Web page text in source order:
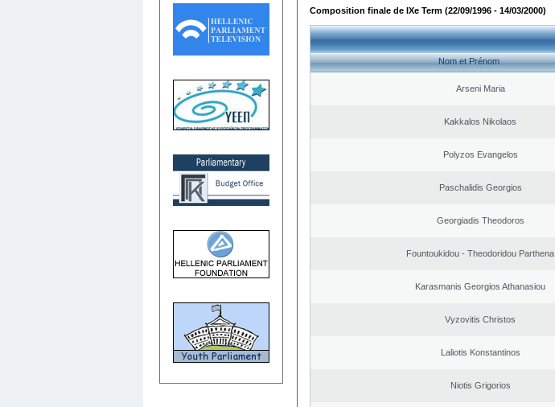
Composition finale de IXe Term (22/09/1996 - 14/03/2000)
Nom et Prénom
Arseni Maria
Kakkalos Nikolaos
Polyzos Evangelos
Paschalidis Georgios
Georgiadis Theodoros
Fountoukidou - Theodoridou Parthena
Karasmanis Georgios Athanasiou
Vyzovitis Christos
Laliotis Konstantinos
Niotis Grigorios